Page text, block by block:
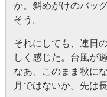
か。斜めがけのバッ
そう。
それにしても、連日
しく感じた。台風が
なあ、このまま秋に
月ではないか。先は長